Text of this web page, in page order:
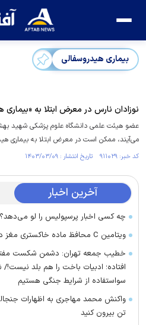
بیماری هیدروسفالی
نوزادان نارس در معرض ابتلا به «بیماری
عضو هیئت علمی دانشگاه علوم پزشکی شهید
می‌آیند، ممکن است در معرض ابتلا به بیماری
کد خبر: ۹۱۱۰۲۹ تاریخ انتشار : ۱۴۰۳/۰۳/۰۹
آخرین اخبار
چه کسی اخبار پرسپولیس را لو می‌دهد؟
ویتامین C محافظ ماده خاکستری مغز در سالمندان
خطیب جمعه تهران: دشمن شکست
افتاده؛ ادبیات باخت را هم بلد
سواستفاده از شرایط جنگی هستیم
واکنش محمد مهاجری به اظهارات
تن بیرون کنید